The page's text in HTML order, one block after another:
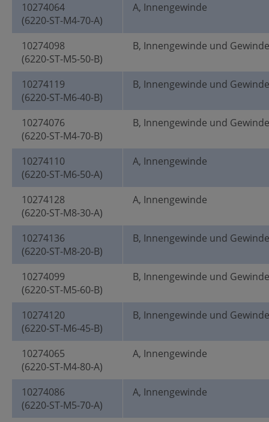
10274064
(6220-ST-M4-70-A)
A, Innengewinde
10274098
(6220-ST-M5-50-B)
B, Innengewinde und
10274119
(6220-ST-M6-40-B)
B, Innengewinde und
10274076
(6220-ST-M4-70-B)
B, Innengewinde und
10274110
(6220-ST-M6-50-A)
A, Innengewinde
10274128
(6220-ST-M8-30-A)
A, Innengewinde
10274136
(6220-ST-M8-20-B)
B, Innengewinde und
10274099
(6220-ST-M5-60-B)
B, Innengewinde und
10274120
(6220-ST-M6-45-B)
B, Innengewinde und
10274065
(6220-ST-M4-80-A)
A, Innengewinde
10274086
(6220-ST-M5-70-A)
A, Innengewinde